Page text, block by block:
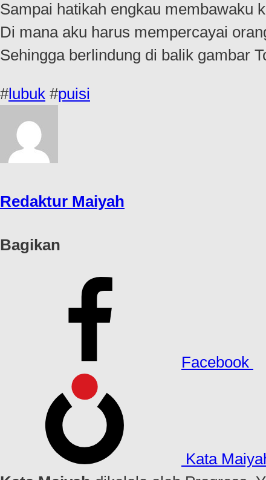
Sampai hatikah engkau membawaku
Di mana aku harus mempercayai
Sehingga berlindung di balik gambar
#lubuk #puisi
Redaktur Maiyah
Bagikan
Facebook
Kata